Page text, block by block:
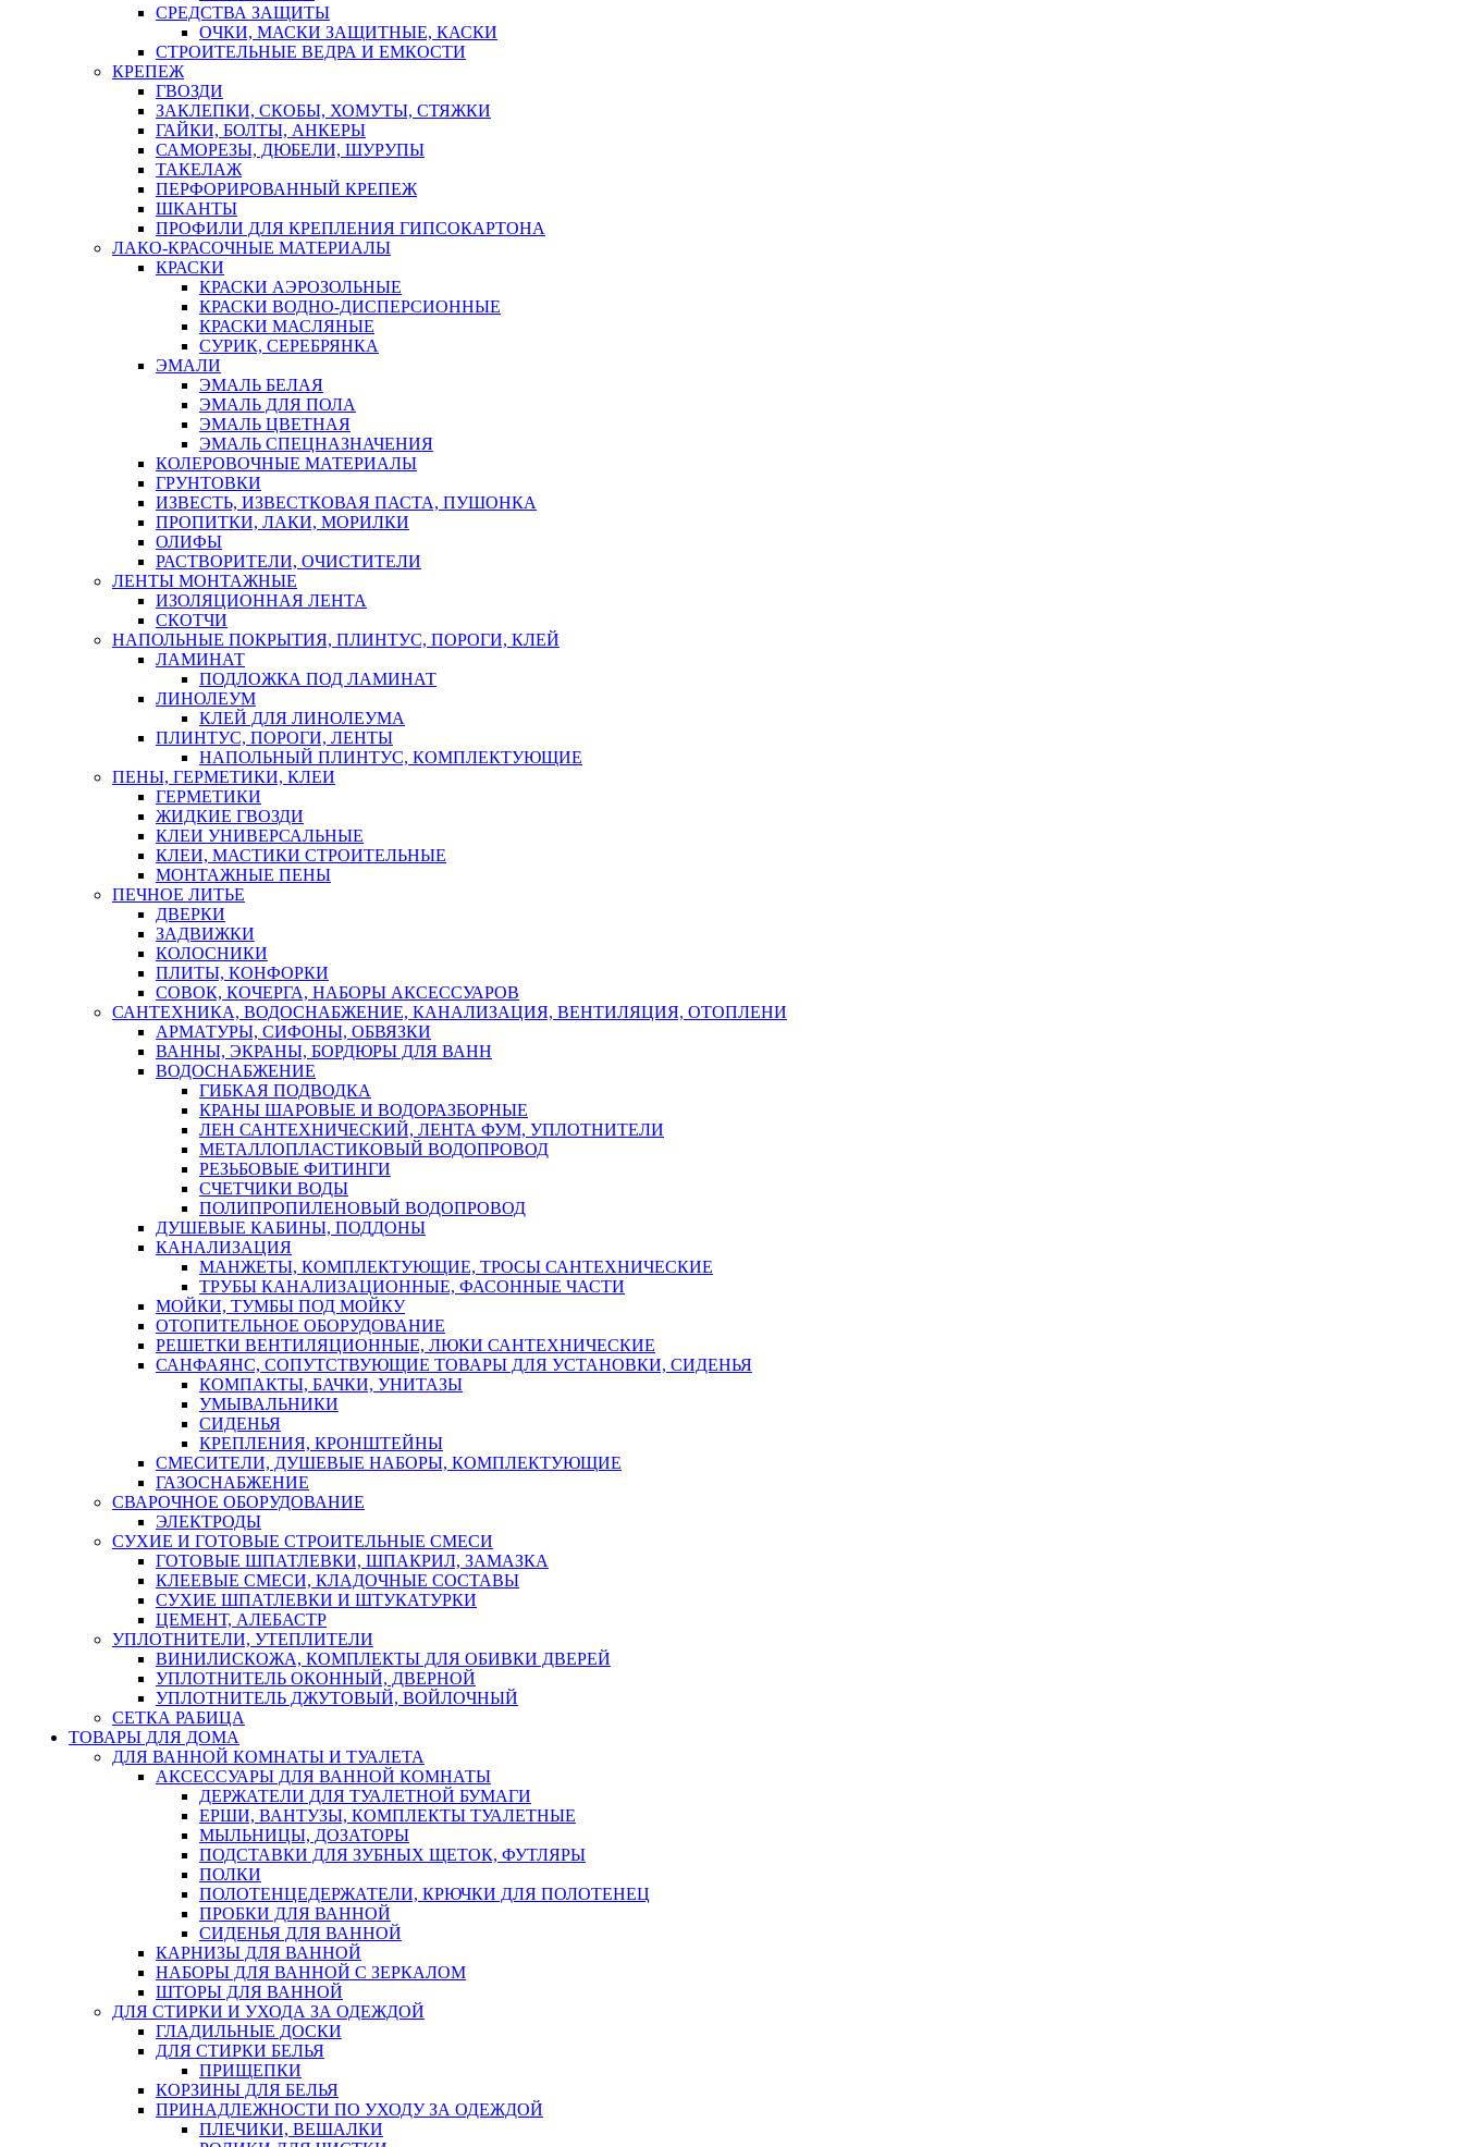
СРЕДСТВА ЗАЩИТЫ
ОЧКИ, МАСКИ ЗАЩИТНЫЕ, КАСКИ
СТРОИТЕЛЬНЫЕ ВЕДРА И ЕМКОСТИ
КРЕПЕЖ
ГВОЗДИ
ЗАКЛЕПКИ, СКОБЫ, ХОМУТЫ, СТЯЖКИ
ГАЙКИ, БОЛТЫ, АНКЕРЫ
САМОРЕЗЫ, ДЮБЕЛИ, ШУРУПЫ
ТАКЕЛАЖ
ПЕРФОРИРОВАННЫЙ КРЕПЕЖ
ШКАНТЫ
ПРОФИЛИ ДЛЯ КРЕПЛЕНИЯ ГИПСОКАРТОНА
ЛАКО-КРАСОЧНЫЕ МАТЕРИАЛЫ
КРАСКИ
КРАСКИ АЭРОЗОЛЬНЫЕ
КРАСКИ ВОДНО-ДИСПЕРСИОННЫЕ
КРАСКИ МАСЛЯНЫЕ
СУРИК, СЕРЕБРЯНКА
ЭМАЛИ
ЭМАЛЬ БЕЛАЯ
ЭМАЛЬ ДЛЯ ПОЛА
ЭМАЛЬ ЦВЕТНАЯ
ЭМАЛЬ СПЕЦНАЗНАЧЕНИЯ
КОЛЕРОВОЧНЫЕ МАТЕРИАЛЫ
ГРУНТОВКИ
ИЗВЕСТЬ, ИЗВЕСТКОВАЯ ПАСТА, ПУШОНКА
ПРОПИТКИ, ЛАКИ, МОРИЛКИ
ОЛИФЫ
РАСТВОРИТЕЛИ, ОЧИСТИТЕЛИ
ЛЕНТЫ МОНТАЖНЫЕ
ИЗОЛЯЦИОННАЯ ЛЕНТА
СКОТЧИ
НАПОЛЬНЫЕ ПОКРЫТИЯ, ПЛИНТУС, ПОРОГИ, КЛЕЙ
ЛАМИНАТ
ПОДЛОЖКА ПОД ЛАМИНАТ
ЛИНОЛЕУМ
КЛЕЙ ДЛЯ ЛИНОЛЕУМА
ПЛИНТУС, ПОРОГИ, ЛЕНТЫ
НАПОЛЬНЫЙ ПЛИНТУС, КОМПЛЕКТУЮЩИЕ
ПЕНЫ, ГЕРМЕТИКИ, КЛЕИ
ГЕРМЕТИКИ
ЖИДКИЕ ГВОЗДИ
КЛЕИ УНИВЕРСАЛЬНЫЕ
КЛЕИ, МАСТИКИ СТРОИТЕЛЬНЫЕ
МОНТАЖНЫЕ ПЕНЫ
ПЕЧНОЕ ЛИТЬЕ
ДВЕРКИ
ЗАДВИЖКИ
КОЛОСНИКИ
ПЛИТЫ, КОНФОРКИ
СОВОК, КОЧЕРГА, НАБОРЫ АКСЕССУАРОВ
САНТЕХНИКА, ВОДОСНАБЖЕНИЕ, КАНАЛИЗАЦИЯ, ВЕНТИЛЯЦИЯ, ОТОПЛЕНИ
АРМАТУРЫ, СИФОНЫ, ОБВЯЗКИ
ВАННЫ, ЭКРАНЫ, БОРДЮРЫ ДЛЯ ВАНН
ВОДОСНАБЖЕНИЕ
ГИБКАЯ ПОДВОДКА
КРАНЫ ШАРОВЫЕ И ВОДОРАЗБОРНЫЕ
ЛЕН САНТЕХНИЧЕСКИЙ, ЛЕНТА ФУМ, УПЛОТНИТЕЛИ
МЕТАЛЛОПЛАСТИКОВЫЙ ВОДОПРОВОД
РЕЗЬБОВЫЕ ФИТИНГИ
СЧЕТЧИКИ ВОДЫ
ПОЛИПРОПИЛЕНОВЫЙ ВОДОПРОВОД
ДУШЕВЫЕ КАБИНЫ, ПОДДОНЫ
КАНАЛИЗАЦИЯ
МАНЖЕТЫ, КОМПЛЕКТУЮЩИЕ, ТРОСЫ САНТЕХНИЧЕСКИЕ
ТРУБЫ КАНАЛИЗАЦИОННЫЕ, ФАСОННЫЕ ЧАСТИ
МОЙКИ, ТУМБЫ ПОД МОЙКУ
ОТОПИТЕЛЬНОЕ ОБОРУДОВАНИЕ
РЕШЕТКИ ВЕНТИЛЯЦИОННЫЕ, ЛЮКИ САНТЕХНИЧЕСКИЕ
САНФАЯНС, СОПУТСТВУЮЩИЕ ТОВАРЫ ДЛЯ УСТАНОВКИ, СИДЕНЬЯ
КОМПАКТЫ, БАЧКИ, УНИТАЗЫ
УМЫВАЛЬНИКИ
СИДЕНЬЯ
КРЕПЛЕНИЯ, КРОНШТЕЙНЫ
СМЕСИТЕЛИ, ДУШЕВЫЕ НАБОРЫ, КОМПЛЕКТУЮЩИЕ
ГАЗОСНАБЖЕНИЕ
СВАРОЧНОЕ ОБОРУДОВАНИЕ
ЭЛЕКТРОДЫ
СУХИЕ И ГОТОВЫЕ СТРОИТЕЛЬНЫЕ СМЕСИ
ГОТОВЫЕ ШПАТЛЕВКИ, ШПАКРИЛ, ЗАМАЗКА
КЛЕЕВЫЕ СМЕСИ, КЛАДОЧНЫЕ СОСТАВЫ
СУХИЕ ШПАТЛЕВКИ И ШТУКАТУРКИ
ЦЕМЕНТ, АЛЕБАСТР
УПЛОТНИТЕЛИ, УТЕПЛИТЕЛИ
ВИНИЛИСКОЖА, КОМПЛЕКТЫ ДЛЯ ОБИВКИ ДВЕРЕЙ
УПЛОТНИТЕЛЬ ОКОННЫЙ, ДВЕРНОЙ
УПЛОТНИТЕЛЬ ДЖУТОВЫЙ, ВОЙЛОЧНЫЙ
СЕТКА РАБИЦА
ТОВАРЫ ДЛЯ ДОМА
ДЛЯ ВАННОЙ КОМНАТЫ И ТУАЛЕТА
АКСЕССУАРЫ ДЛЯ ВАННОЙ КОМНАТЫ
ДЕРЖАТЕЛИ ДЛЯ ТУАЛЕТНОЙ БУМАГИ
ЕРШИ, ВАНТУЗЫ, КОМПЛЕКТЫ ТУАЛЕТНЫЕ
МЫЛЬНИЦЫ, ДОЗАТОРЫ
ПОДСТАВКИ ДЛЯ ЗУБНЫХ ЩЕТОК, ФУТЛЯРЫ
ПОЛКИ
ПОЛОТЕНЦЕДЕРЖАТЕЛИ, КРЮЧКИ ДЛЯ ПОЛОТЕНЕЦ
ПРОБКИ ДЛЯ ВАННОЙ
СИДЕНЬЯ ДЛЯ ВАННОЙ
КАРНИЗЫ ДЛЯ ВАННОЙ
НАБОРЫ ДЛЯ ВАННОЙ С ЗЕРКАЛОМ
ШТОРЫ ДЛЯ ВАННОЙ
ДЛЯ СТИРКИ И УХОДА ЗА ОДЕЖДОЙ
ГЛАДИЛЬНЫЕ ДОСКИ
ДЛЯ СТИРКИ БЕЛЬЯ
ПРИЩЕПКИ
КОРЗИНЫ ДЛЯ БЕЛЬЯ
ПРИНАДЛЕЖНОСТИ ПО УХОДУ ЗА ОДЕЖДОЙ
ПЛЕЧИКИ, ВЕШАЛКИ